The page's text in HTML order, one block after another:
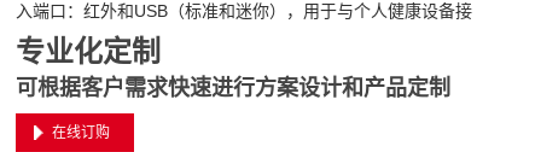
入端口：红外和USB（标准和迷你），用于与个人健康设备接
专业化定制
可根据客户需求快速进行方案设计和产品定制
在线订购